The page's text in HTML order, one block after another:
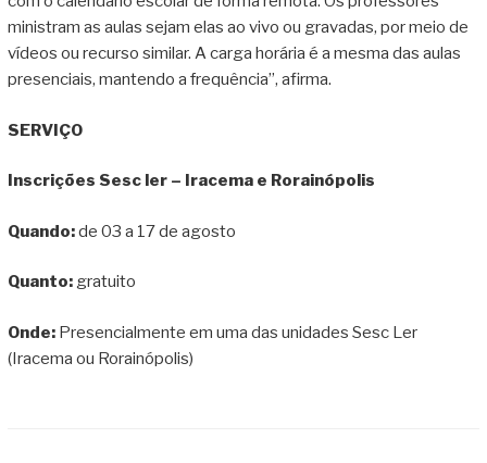
ministram as aulas sejam elas ao vivo ou gravadas, por meio de
vídeos ou recurso similar. A carga horária é a mesma das aulas
presenciais, mantendo a frequência”, afirma.
SERVIÇO
Inscrições Sesc ler – Iracema e Rorainópolis
Quando:de 03 a 17 de agosto
Quanto:gratuito
Onde: Presencialmente em uma das unidades Sesc Ler
(Iracema ou Rorainópolis)